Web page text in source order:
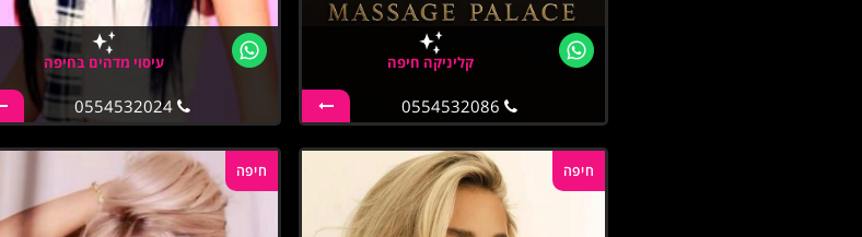
קליניקה חיפה עיסוי מדהים בחיפה
0554532024
חיפה חיפה